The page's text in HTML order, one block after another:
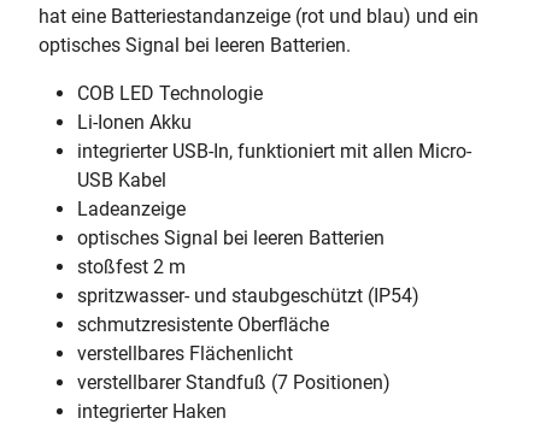
hat eine Batteriestandanzeige (rot und blau) und ein
optisches Signal bei leeren Batterien.
COB LED Technologie
Li-Ionen Akku
integrierter USB-In, funktioniert mit allen Micro-
USB Kabel
Ladeanzeige
optisches Signal bei leeren Batterien
stoßfest 2 m
spritzwasser- und staubgeschützt (IP54)
schmutzresistente Oberfläche
verstellbares Flächenlicht
verstellbarer Standfuß (7 Positionen)
integrierter Haken